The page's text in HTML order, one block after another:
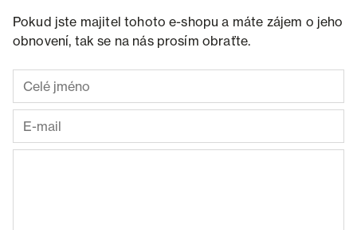
Pokud jste majitel tohoto e-shopu a máte zájem o jeho
obnovení, tak se na nás prosím obraťte.